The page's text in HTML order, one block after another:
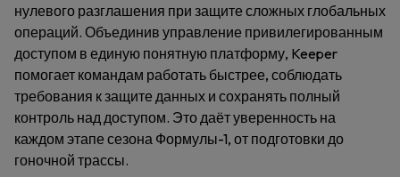
нулевого разглашения при защите сложных глобальных
операций. Объединив управление привилегированным
доступом в единую понятную платформу, Keeper
помогает командам работать быстрее, соблюдать
требования к защите данных и сохранять полный
контроль над доступом. Это даёт уверенность на
каждом этапе сезона Формулы-1, от подготовки до
гоночной трассы.